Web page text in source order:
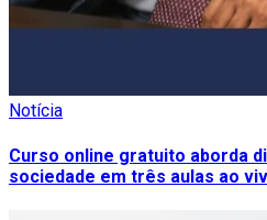
Notícia
Curso online gratuito aborda
sociedade em três aulas ao